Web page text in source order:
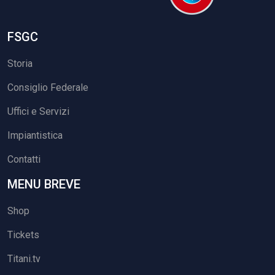
FSGC
Storia
Consiglio Federale
Uffici e Servizi
Impiantistica
Contatti
MENU BREVE
Shop
Tickets
Titani.tv